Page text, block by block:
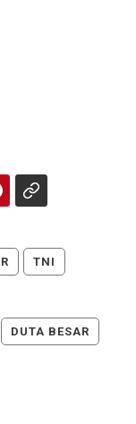
TNI
DUTA BESAR